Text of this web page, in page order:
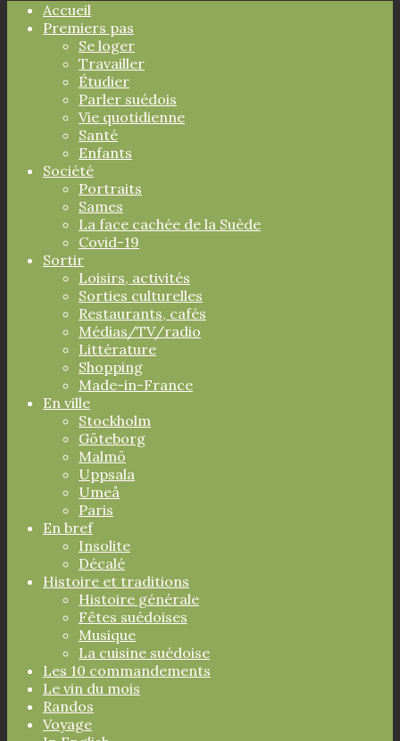
Accueil
Premiers pas
Se loger
Travailler
Étudier
Parler suédois
Vie quotidienne
Santé
Enfants
Société
Portraits
Sames
La face cachée de la Suède
Covid-19
Sortir
Loisirs, activités
Sorties culturelles
Restaurants, cafés
Médias/TV/radio
Littérature
Shopping
Made-in-France
En ville
Stockholm
Göteborg
Malmö
Uppsala
Umeå
Paris
En bref
Insolite
Décalé
Histoire et traditions
Histoire générale
Fêtes suédoises
Musique
La cuisine suédoise
Les 10 commandements
Le vin du mois
Randos
Voyage